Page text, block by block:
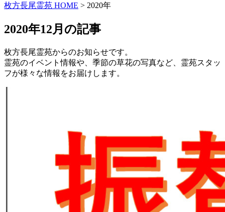
枚方長尾霊苑 HOME > 2020年
2020年12月の記事
枚方長尾霊苑からのお知らせです。
霊苑のイベント情報や、季節の草花の写真など、霊苑スタッ
フが様々な情報をお届けします。